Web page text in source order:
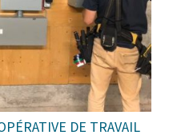
DE TRAVAIL